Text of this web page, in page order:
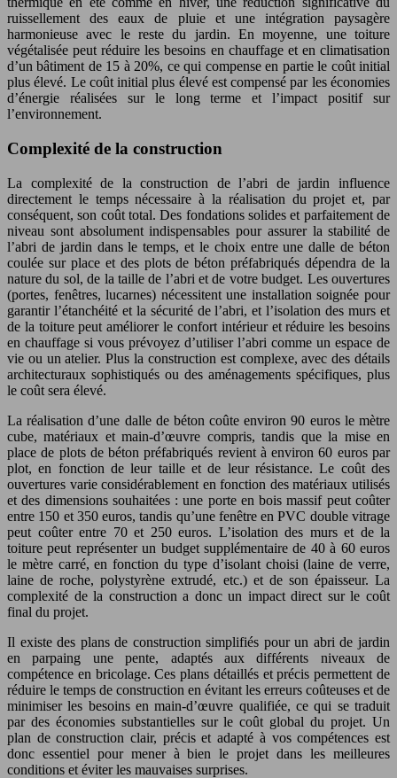
ruissellement des eaux de pluie et une intégration paysagère
harmonieuse avec le reste du jardin. En moyenne, une toiture
végétalisée peut réduire les besoins en chauffage et en climatisation
d’un bâtiment de 15 à 20%, ce qui compense en partie le coût initial
plus élevé. Le coût initial plus élevé est compensé par les économies
d’énergie réalisées sur le long terme et l’impact positif sur
l’environnement.
Complexité de la construction
La complexité de la construction de l’abri de jardin influence
directement le temps nécessaire à la réalisation du projet et, par
conséquent, son coût total. Des fondations solides et parfaitement de
niveau sont absolument indispensables pour assurer la stabilité de
l’abri de jardin dans le temps, et le choix entre une dalle de béton
coulée sur place et des plots de béton préfabriqués dépendra de la
nature du sol, de la taille de l’abri et de votre budget. Les ouvertures
(portes, fenêtres, lucarnes) nécessitent une installation soignée pour
garantir l’étanchéité et la sécurité de l’abri, et l’isolation des murs et
de la toiture peut améliorer le confort intérieur et réduire les besoins
en chauffage si vous prévoyez d’utiliser l’abri comme un espace de
vie ou un atelier. Plus la construction est complexe, avec des détails
architecturaux sophistiqués ou des aménagements spécifiques, plus
le coût sera élevé.
La réalisation d’une dalle de béton coûte environ 90 euros le mètre
cube, matériaux et main-d’œuvre compris, tandis que la mise en
place de plots de béton préfabriqués revient à environ 60 euros par
plot, en fonction de leur taille et de leur résistance. Le coût des
ouvertures varie considérablement en fonction des matériaux utilisés
et des dimensions souhaitées : une porte en bois massif peut coûter
entre 150 et 350 euros, tandis qu’une fenêtre en PVC double vitrage
peut coûter entre 70 et 250 euros. L’isolation des murs et de la
toiture peut représenter un budget supplémentaire de 40 à 60 euros
le mètre carré, en fonction du type d’isolant choisi (laine de verre,
laine de roche, polystyrène extrudé, etc.) et de son épaisseur. La
complexité de la construction a donc un impact direct sur le coût
final du projet.
Il existe des plans de construction simplifiés pour un abri de jardin
en parpaing une pente, adaptés aux différents niveaux de
compétence en bricolage. Ces plans détaillés et précis permettent de
réduire le temps de construction en évitant les erreurs coûteuses et de
minimiser les besoins en main-d’œuvre qualifiée, ce qui se traduit
par des économies substantielles sur le coût global du projet. Un
plan de construction clair, précis et adapté à vos compétences est
donc essentiel pour mener à bien le projet dans les meilleures
conditions et éviter les mauvaises surprises.